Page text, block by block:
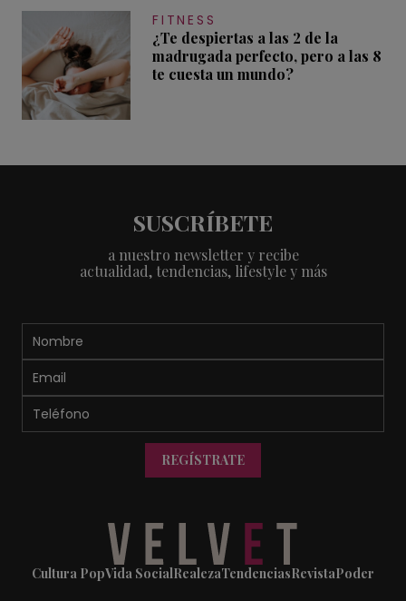
FITNESS
¿Te despiertas a las 2 de la
madrugada perfecto, pero a las 8
te cuesta un mundo?
SUSCRÍBETE
a nuestro newsletter y recibe
actualidad, tendencias, lifestyle y más
REGÍSTRATE
Cultura PopVida SocialRealezaTendenciasRevistaPoder